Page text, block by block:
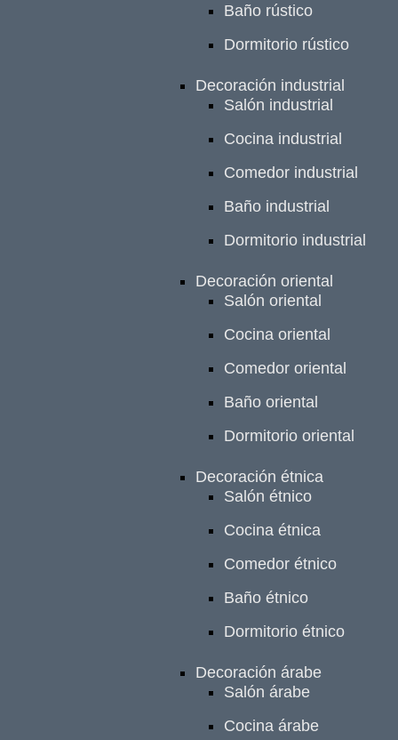
Baño rústico
Dormitorio rústico
Decoración industrial
Salón industrial
Cocina industrial
Comedor industrial
Baño industrial
Dormitorio industrial
Decoración oriental
Salón oriental
Cocina oriental
Comedor oriental
Baño oriental
Dormitorio oriental
Decoración étnica
Salón étnico
Cocina étnica
Comedor étnico
Baño étnico
Dormitorio étnico
Decoración árabe
Salón árabe
Cocina árabe